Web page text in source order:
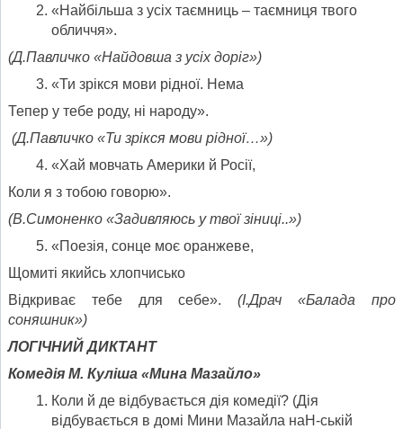
«Найбільша з усіх таємниць – таємниця твого
обличчя».
(Д.Павличко «Найдовша з усіх доріг»)
«Ти зрікся мови рідної. Нема
Тепер у тебе роду, ні народу».
(Д.Павличко «Ти зрікся мови рідної…»)
«Хай мовчать Америки й Росії,
Коли я з тобою говорю».
(В.Симоненко «Задивляюсь у твої зіниці..»)
«Поезія, сонце моє оранжеве,
Щомиті якийсь хлопчисько
Відкриває тебе для себе».(І.Драч «Балада про
соняшник»)
ЛОГІЧНИЙ ДИКТАНТ
Комедія М. Куліша «Мина Мазайло»
Коли й де відбувається дія комедії? (Дія
відбувається в домі Мини Мазайла наН-ській